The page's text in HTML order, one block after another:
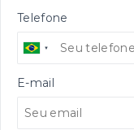
Telefone
E-mail